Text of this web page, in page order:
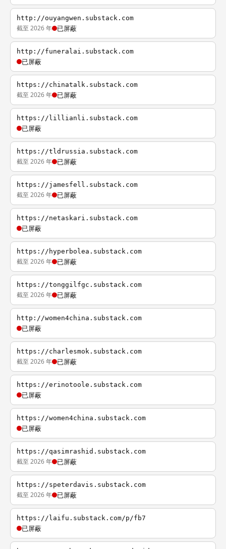
http://ouyangwen.substack.com
截至 2026 年 已屏蔽
http://funeralai.substack.com
已屏蔽
https://chinatalk.substack.com
截至 2026 年 已屏蔽
https://lillianli.substack.com
已屏蔽
https://tldrussia.substack.com
截至 2026 年 已屏蔽
https://jamesfell.substack.com
截至 2026 年 已屏蔽
https://netaskari.substack.com
已屏蔽
https://hyperbolea.substack.com
截至 2026 年 已屏蔽
https://tonggilfgc.substack.com
截至 2026 年 已屏蔽
http://women4china.substack.com
已屏蔽
https://charlesmok.substack.com
截至 2026 年 已屏蔽
https://erinotoole.substack.com
已屏蔽
https://women4china.substack.com
已屏蔽
https://qasimrashid.substack.com
截至 2026 年 已屏蔽
https://speterdavis.substack.com
截至 2026 年 已屏蔽
https://laifu.substack.com/p/fb7
已屏蔽